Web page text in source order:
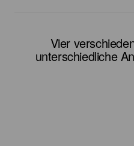
Vier
unterschiedliche